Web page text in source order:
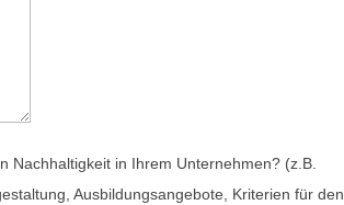
Nachhaltigkeit in Ihrem Unternehmen? (z.B.
Ausbildungsangebote, Kriterien für den